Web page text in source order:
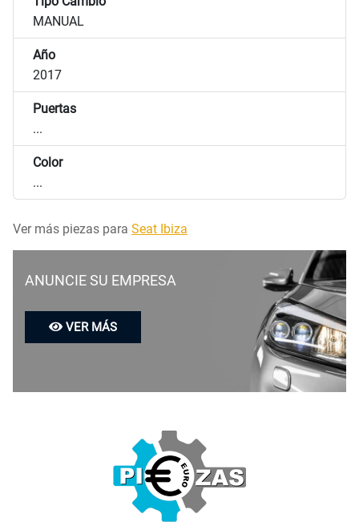
MANUAL
Año
2017
Puertas
...
Color
...
Ver más piezas para Seat Ibiza
ANUNCIE SU EMPRESA
VER MÁS